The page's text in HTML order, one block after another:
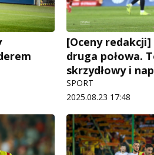
[Oceny
druga połowa.
skrzydłowy i
SPORT
2025.08.23 17:48